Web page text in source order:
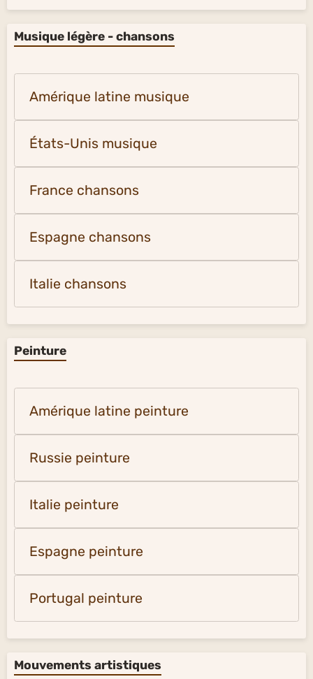
Musique légère - chansons
Amérique latine musique
États-Unis musique
France chansons
Espagne chansons
Italie chansons
Peinture
Amérique latine peinture
Russie peinture
Italie peinture
Espagne peinture
Portugal peinture
Mouvements artistiques